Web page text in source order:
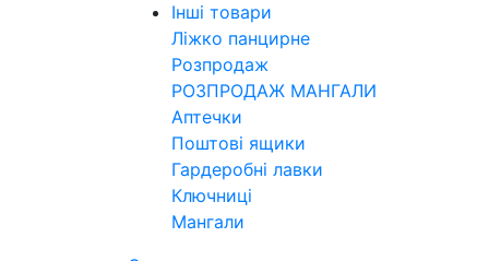
Інші товари
Ліжко панцирне
Розпродаж
РОЗПРОДАЖ МАНГАЛИ
Аптечки
Поштові ящики
Гардеробні лавки
Ключниці
Мангали